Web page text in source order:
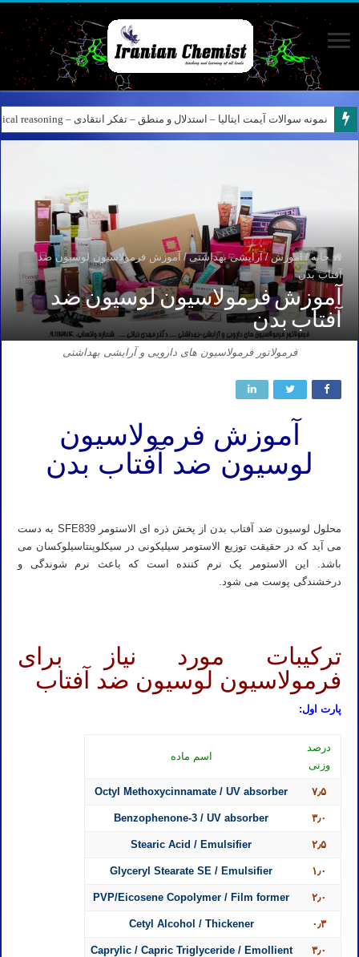
نمونه سوالات آیمت ایتالیا – استدلال و منطق – تفکر انتقادی – Logical reasoning – پارت ۸
خانه / آموزش / آرایشی بهداشتی / آموزش فرمولاسیون لوسیون ضد
آفتاب بدن
آموزش فرمولاسیون لوسیون ضد
آفتاب بدن
فرمولاتور فرمولاسیون های دارویی و آرایشی بهداشتی
آموزش فرمولاسیون
لوسیون ضد آفتاب بدن
محلول لوسیون ضد آفتاب بدن از پخش ذره ای الاستومر SFE839 به دست
می آید که در حقیقت توزیع الاستومر سیلیکونی در سیکلوپنتاسیلوکسان می
باشد. این الاستومر یک نرم کننده است که باعث نرم شوندگی و
درخشندگی پوست می شود.
ترکیبات مورد نیاز برای
فرمولاسیون لوسیون ضد آفتاب
پارت اول:
درصد
وزنی
اسم ماده
۷٫۵ Octyl Methoxycinnamate / UV absorber
۳٫۰ Benzophenone-3 / UV absorber
۲٫۵ Stearic Acid / Emulsifier
۱٫۰ Glyceryl Stearate SE / Emulsifier
۲٫۰ PVP/Eicosene Copolymer / Film former
۰٫۳ Cetyl Alcohol / Thickener
۳٫۰ Caprylic / Capric Triglyceride / Emollient